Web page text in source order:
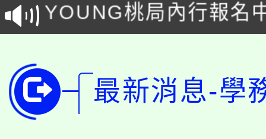
徵才活動。
局官網。
8月14至27日，桃園電
開!
田徑場及游泳池舉行。
桃園市低收入戶享有免
大園自造教育及科技中
最新消息-學